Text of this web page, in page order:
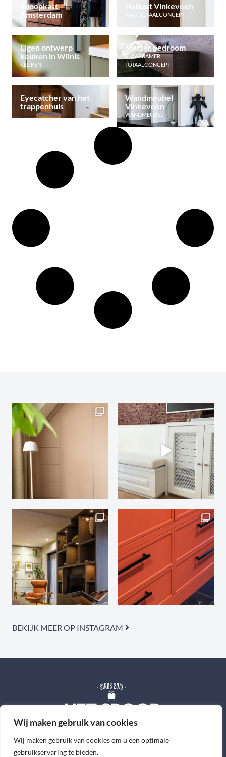
Wij maken gebruik van cookies
Wij maken gebruik van cookies om u een optimale
gebruikservaring te bieden.
Inloopkast
Amsterdam
Halkast Vinkeveen
TOTAALCONCEPT
Eigen ontwerp
keuken in Wilnis
KEUKEN
Master bedroom
SLAAPKAMER,
TOTAALCONCEPT
Eyecatcher van het
trappenhuis
Wandmeubel
Vinkeveen
WANDMEUBEL
BEKIJK MEER OP INSTAGRAM
WERKWIJZE